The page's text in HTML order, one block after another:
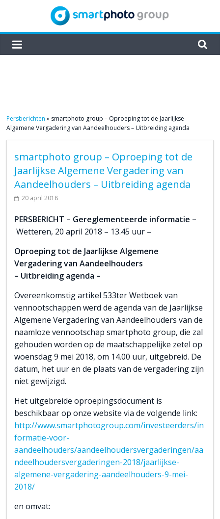
content
smartphoto
Persberichten » smartphoto group – Oproeping tot de Jaarlijkse
Algemene Vergadering van Aandeelhouders – Uitbreiding agenda
smartphoto group – Oproeping tot de
Jaarlijkse Algemene Vergadering van
Aandeelhouders – Uitbreiding agenda
20 april 2018
PERSBERICHT – Gereglementeerde informatie –
Wetteren, 20 april 2018 – 13.45 uur –
Oproeping tot de Jaarlijkse Algemene
Vergadering van Aandeelhouders
– Uitbreiding agenda –
Overeenkomstig artikel 533ter Wetboek van
vennootschappen werd de agenda van de Jaarlijkse
Algemene Vergadering van Aandeelhouders van de
naamloze vennootschap smartphoto group, die zal
gehouden worden op de maatschappelijke zetel op
woensdag 9 mei 2018, om 14.00 uur, uitgebreid. De
datum, het uur en de plaats van de vergadering zijn
niet gewijzigd.
Het uitgebreide oproepingsdocument is
beschikbaar op onze website via de volgende link:
http://www.smartphotogroup.com/investeerders/in
formatie-voor-
aandeelhouders/aandeelhoudersvergaderingen/aa
ndeelhoudersvergaderingen-2018/jaarlijkse-
algemene-vergadering-aandeelhouders-9-mei-
2018/
en omvat: